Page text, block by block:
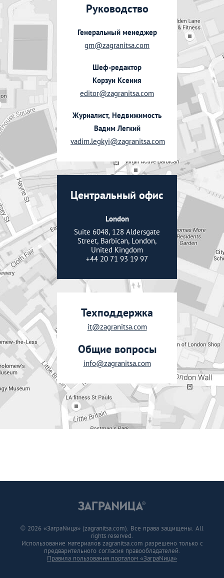
Руководство
Генеральный менеджер
gm@zagranitsa.com
Шеф-редактор
Корзун Ксения
editor@zagranitsa.com
Журналист, Недвижимость
Вадим Легкий
vadim.legkyi@zagranitsa.com
Центральный офис
London
Suite 6048, 128 Aldersgate
Street, Barbican, London,
United Kingdom
+44 20 71 93 19 97
Техподдержка
it@zagranitsa.com
Общие вопросы
info@zagranitsa.com
© 2026 «ЗаграNица» (zagranitsa.com). Все права защищены. All
rights reserved.
Использование материалов zagranitsa.com разрешено только с
предварительного согласия правообладателей.
Правила пользования порталом «ЗаграNица»